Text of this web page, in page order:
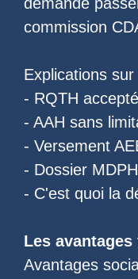
commission
Explications
- RQTH
- AAH sans
- Versement
- Dossier
- C'est quoi la
Les
Avantages